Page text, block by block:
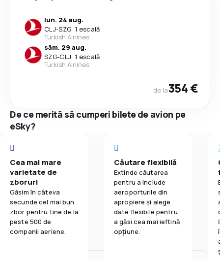
lun. 24 aug.
CLJ-SZG· 1 escală
Turkish Airlines
sâm. 29 aug.
SZG-CLJ· 1 escală
Turkish Airlines
de la354 €
De ce merită să cumperi bilete de avion pe
eSky?
Cea mai mare
varietate de
zboruri
Găsim în câteva
secunde cel mai bun
zbor pentru tine de la
peste 500 de
companii aeriene.
Căutare flexibilă
Extinde căutarea
pentru a include
aeroporturile din
apropiere și alege
date flexibile pentru
a găsi cea mai ieftină
opțiune.